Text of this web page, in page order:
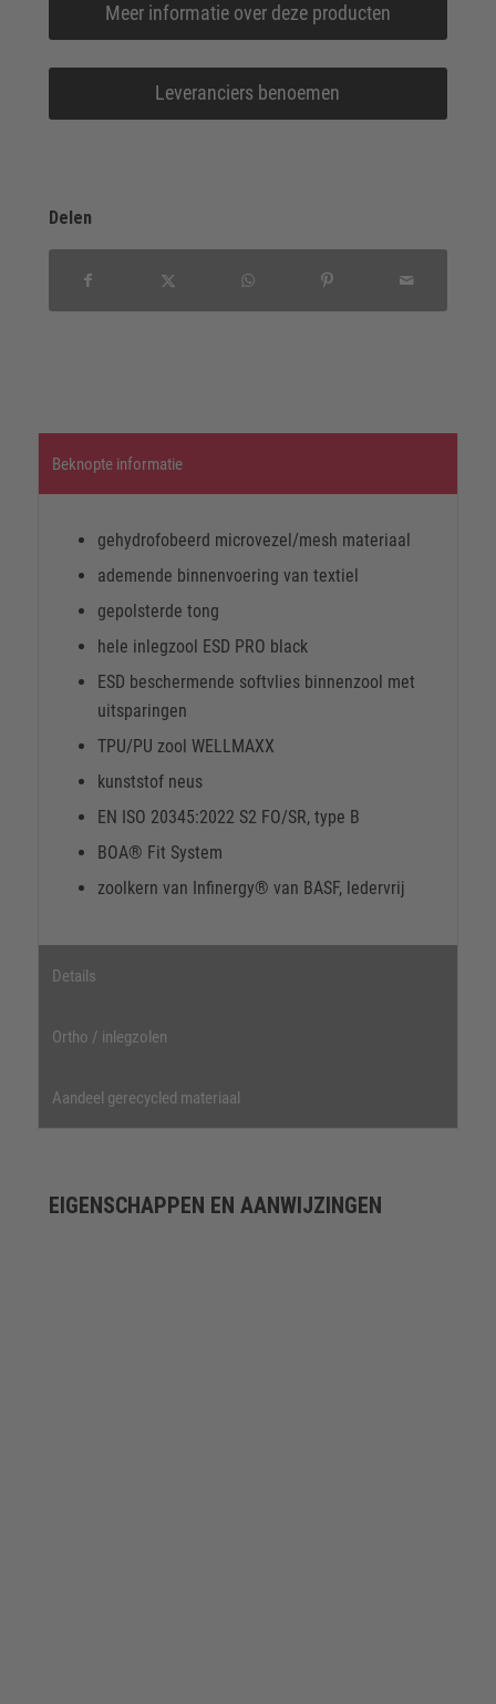
Meer informatie over deze producten
Leveranciers benoemen
Delen
Beknopte informatie
gehydrofobeerd microvezel/mesh materiaal
ademende binnenvoering van textiel
gepolsterde tong
hele inlegzool ESD PRO black
ESD beschermende softvlies binnenzool met
uitsparingen
TPU/PU zool WELLMAXX
kunststof neus
EN ISO 20345:2022 S2 FO/SR, type B
BOA® Fit System
zoolkern van Infinergy® van BASF, ledervrij
Details
Ortho / inlegzolen
Aandeel gerecycled materiaal
EIGENSCHAPPEN EN AANWIJZINGEN